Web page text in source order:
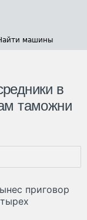
машины
в
таможни
приговор